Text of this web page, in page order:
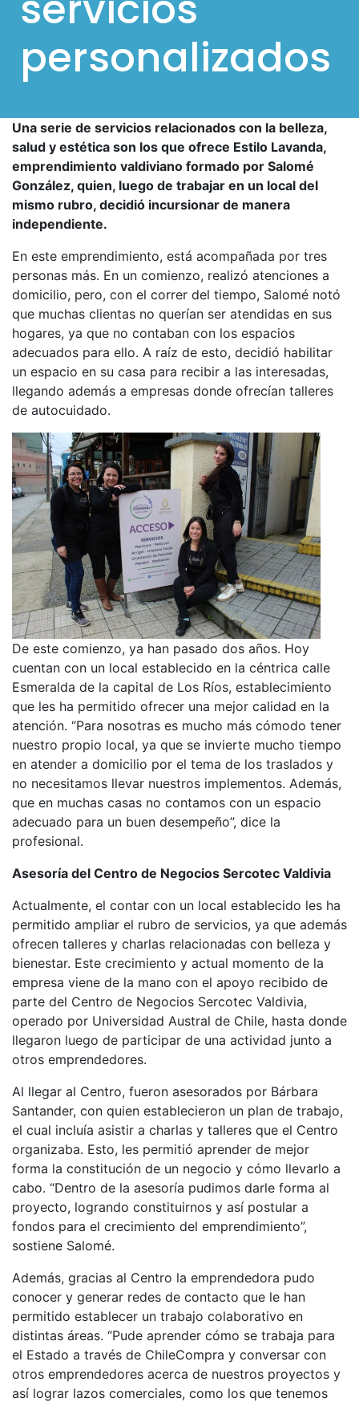
a
personalizados
Una serie de servicios relacionados con la belleza,
salud y estética son los que ofrece Estilo Lavanda,
emprendimiento valdiviano formado por Salomé
González, quien, luego de trabajar en un local del
mismo rubro, decidió incursionar de manera
independiente.
En este emprendimiento, está acompañada por tres
personas más. En un comienzo, realizó atenciones a
domicilio, pero, con el correr del tiempo, Salomé notó
que muchas clientas no querían ser atendidas en sus
hogares, ya que no contaban con los espacios
adecuados para ello. A raíz de esto, decidió habilitar
un espacio en su casa para recibir a las interesadas,
llegando además a empresas donde ofrecían talleres
de autocuidado.
De este comienzo, ya han pasado dos años. Hoy
cuentan con un local establecido en la céntrica calle
Esmeralda de la capital de Los Ríos, establecimiento
que les ha permitido ofrecer una mejor calidad en la
atención. “Para nosotras es mucho más cómodo tener
nuestro propio local, ya que se invierte mucho tiempo
en atender a domicilio por el tema de los traslados y
no necesitamos llevar nuestros implementos. Además,
que en muchas casas no contamos con un espacio
adecuado para un buen desempeño”, dice la
profesional.
Asesoría del Centro de Negocios Sercotec Valdivia
Actualmente, el contar con un local establecido les ha
permitido ampliar el rubro de servicios, ya que además
ofrecen talleres y charlas relacionadas con belleza y
bienestar. Este crecimiento y actual momento de la
empresa viene de la mano con el apoyo recibido de
parte del Centro de Negocios Sercotec Valdivia,
operado por Universidad Austral de Chile, hasta donde
llegaron luego de participar de una actividad junto a
otros emprendedores.
Al llegar al Centro, fueron asesorados por Bárbara
Santander, con quien establecieron un plan de trabajo,
el cual incluía asistir a charlas y talleres que el Centro
organizaba. Esto, les permitió aprender de mejor
forma la constitución de un negocio y cómo llevarlo a
cabo. “Dentro de la asesoría pudimos darle forma al
proyecto, logrando constituirnos y así postular a
fondos para el crecimiento del emprendimiento”,
sostiene Salomé.
Además, gracias al Centro la emprendedora pudo
conocer y generar redes de contacto que le han
permitido establecer un trabajo colaborativo en
distintas áreas. “Pude aprender cómo se trabaja para
el Estado a través de ChileCompra y conversar con
otros emprendedores acerca de nuestros proyectos y
así lograr lazos comerciales, como los que tenemos